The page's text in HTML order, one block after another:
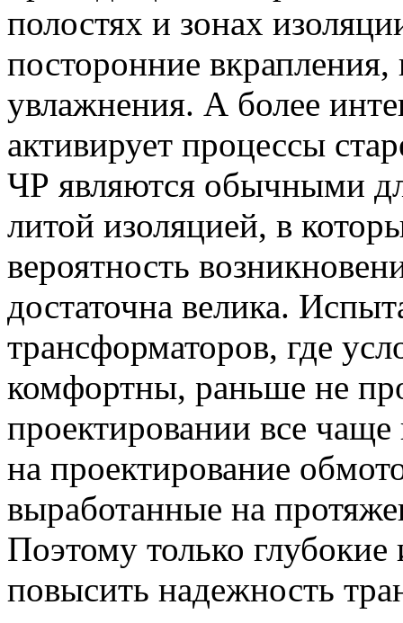
полостях и зонах
посторонние
увлажнения. А более
активирует процессы
ЧР являются обычными
литой изоляцией, в
вероятность
достаточна велика.
трансформаторов, где
комфортны, раньше не
проектировании все
на проектирование
выработанные на
Поэтому только
повысить надежность